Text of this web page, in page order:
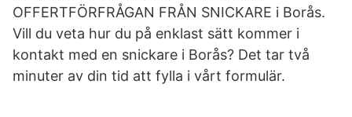
OFFERTFÖRFRÅGAN FRÅN SNICKARE i Borås.
Vill du veta hur du på enklast sätt kommer i
kontakt med en snickare i Borås? Det tar två
minuter av din tid att fylla i vårt formulär.